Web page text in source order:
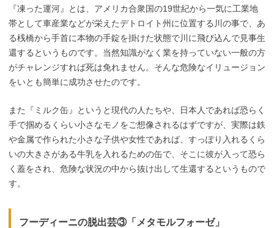
『凍った運河』とは、アメリカ合衆国の19世紀から一気に工業地
帯として車産業などが栄えたデトロイト州に位置する川の事で、あ
る桟橋から手首に本物の手錠を掛けた状態で川に飛び込んで見事生
還するというものです。当然知識がなく業を持っていない一般の方
がチャレンジすれば死は免れません。そんな危険なイリュージョン
をいとも簡単に成功させたのです。
また『ミルク缶』というと現代の人たちや、日本人であれば恐らく
手で掴めるくらい小さなモノをご想像されるはずですが、実際は鉄
や金属で作られた小さな子供や女性であれば、すっぽり入れるくら
いの大きさがある牛乳を入れるための缶で、そこに彼が入って恐ら
く蓋をされ、危険な状況の中から抜け出して生還するというもので
す。
フーディーニの脱出芸③「メタモルフォーゼ」